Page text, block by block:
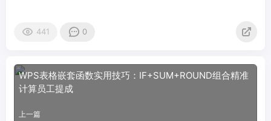
441 0
WPS表格嵌套函数实用技巧：IF+SUM+ROUND组合精准
计算员工提成
上一篇